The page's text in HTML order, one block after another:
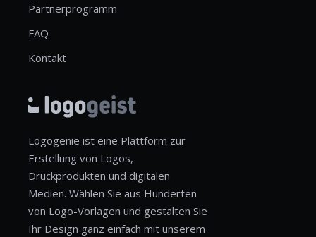
Partnerprogramm
FAQ
Kontakt
Logogenie ist eine Plattform zur
Erstellung von Logos,
Druckprodukten und digitalen
Medien. Wählen Sie aus Hunderten
von Logo-Vorlagen und gestalten Sie
Ihr Design ganz einfach mit unserem